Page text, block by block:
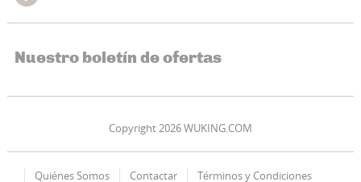
Nuestro boletín de ofertas
Copyright 2026 WUKING.COM
Quiénes Somos Contactar Términos y Condiciones